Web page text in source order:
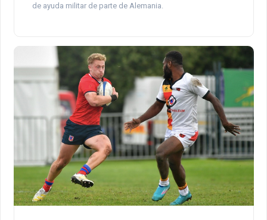
de ayuda militar de parte de Alemania.